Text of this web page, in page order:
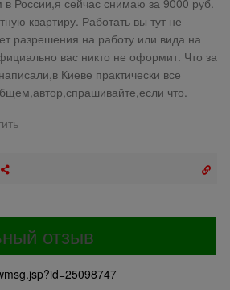
квартиру. Работать вы тут не
разрешения на работу или вида на
вас никто не оформит. Что за
Киеве практически все
что.
отзыв